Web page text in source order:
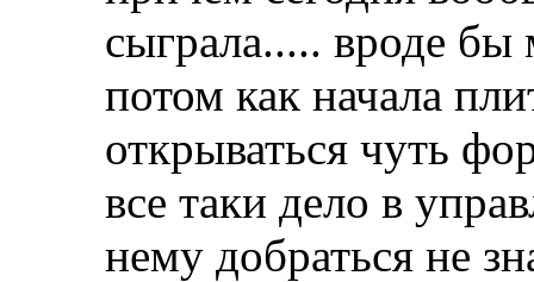
сыграла..... вроде бы
потом как начала
открываться чуть
все таки дело в
нему добраться не